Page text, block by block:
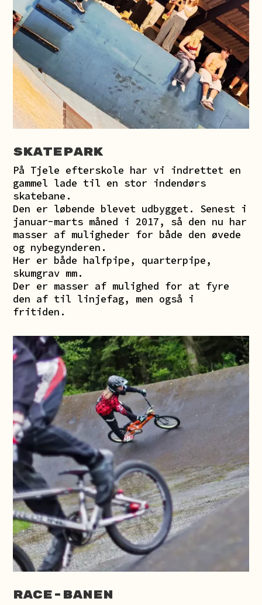
Skatepark
På Tjele efterskole har vi indrettet en
gammel lade til en stor indendørs
skatebane.
Den er løbende blevet udbygget. Senest i
januar-marts måned i 2017, så den nu har
masser af muligheder for både den øvede
og nybegynderen.
Her er både halfpipe, quarterpipe,
skumgrav mm.
Der er masser af mulighed for at fyre
den af til linjefag, men også i
fritiden.
Race-banen